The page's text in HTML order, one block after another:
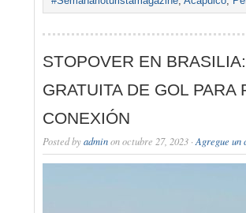
STOPOVER EN
GRATUITA DE GOL PARA
CONEXIÓN
Posted byadminon octubre 27, 2023 · Agregue un